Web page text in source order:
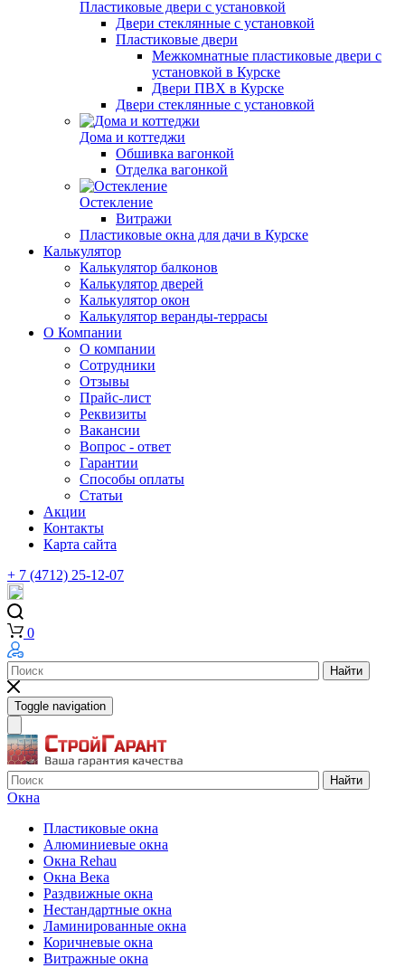
Пластиковые двери с установкой
Двери стеклянные с установкой
Пластиковые двери
Межкомнатные пластиковые двери с
установкой в Курске
Двери ПВХ в Курске
Двери стеклянные с установкой
Дома и коттеджи
Обшивка вагонкой
Отделка вагонкой
Остекление
Витражи
Пластиковые окна для дачи в Курске
Калькулятор
Калькулятор балконов
Калькулятор дверей
Калькулятор окон
Калькулятор веранды-террасы
О Компании
О компании
Сотрудники
Отзывы
Прайс-лист
Реквизиты
Вакансии
Вопрос - ответ
Гарантии
Способы оплаты
Статьи
Акции
Контакты
Карта сайта
+ 7 (4712) 25-12-07
0
Найти
Toggle navigation
Найти
Окна
Пластиковые окна
Алюминиевые окна
Окна Rehau
Окна Века
Раздвижные окна
Нестандартные окна
Ламинированные окна
Коричневые окна
Витражные окна